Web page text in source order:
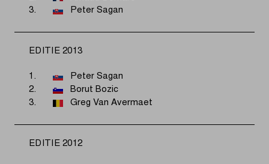
3.
Peter Sagan
EDITIE 2013
1.
Peter Sagan
2.
Borut Bozic
3.
Greg Van Avermaet
EDITIE 2012